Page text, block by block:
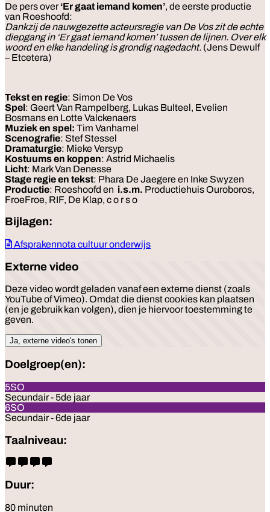
De pers over‘Er gaat iemand komen’, de eerste productie
van Roeshoofd:
Dankzij de nauwgezette acteursregie van De Vos zit de echte
diepgang in ‘Er gaat iemand komen’ tussen de lijnen. Over elk
woord en elke handeling is grondig nagedacht. (Jens Dewulf
– Etcetera)
Tekst en regie: Simon De Vos
Spel: Geert Van Rampelberg, Lukas Bulteel, Evelien
Bosmans en Lotte Valckenaers
Muzieken spel: Tim Vanhamel
Scenografie: Stef Stessel
Dramaturgie: Mieke Versyp
Kostuumsen koppen: Astrid Michaelis
Licht: Mark Van Denesse
Stage regieen tekst: Phara De Jaegere en Inke Swyzen
Productie: Roeshoofd en i.s.m. Productiehuis Ouroboros,
FroeFroe, RIF, De Klap, c o r s o
Bijlagen:
Afsprakennota cultuur onderwijs
Externe video
Deze video wordt geladen vanaf een externe dienst (zoals
YouTube of Vimeo). Omdat die dienst cookies kan plaatsen
(en je gebruik kan volgen), dien je hiervoor toestemming te
geven.
Ja, externe video's tonen
Doelgroep(en):
5SO
Secundair - 5de jaar
6SO
Secundair - 6de jaar
Taalniveau:
Duur:
80 minuten